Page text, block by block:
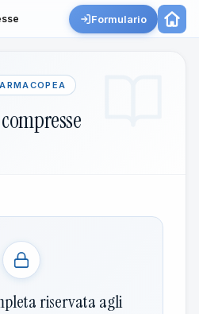
Formulario
riservata agli